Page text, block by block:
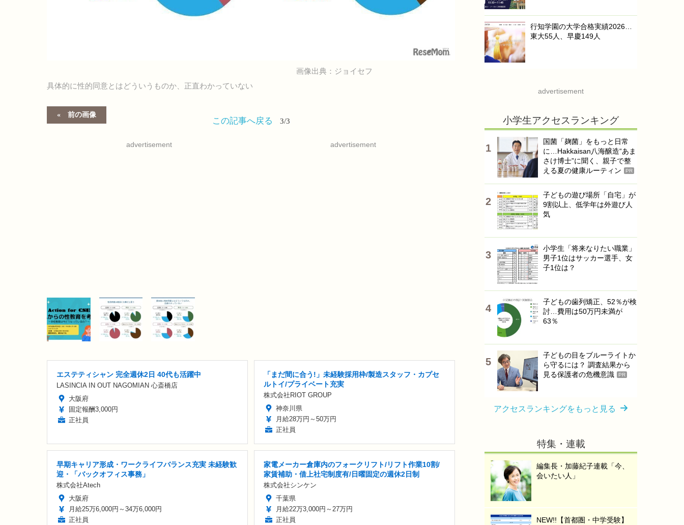
画像出典：ジョイセフ
具体的に性的同意とはどういうものか、正直わかっていない
前の画像
この記事へ戻る 3/3
advertisement advertisement
エステティシャン 完全週休2日 40代も活躍中
LASINCIA IN OUT NAGOMIAN 心斎橋店
大阪府
固定報酬3,000円
正社員
「まだ間に合う!」未経験採用枠/製造スタッフ・カプセ
ルトイ/プライベート充実
株式会社RIOT GROUP
神奈川県
月給28万円～50万円
正社員
早期キャリア形成・ワークライフバランス充実 未経験歓
迎・「バックオフィス事務」
株式会社Atech
大阪府
月給25万6,000円～34万6,000円
正社員
家電メーカー倉庫内のフォークリフト/リフト作業10割/
家賃補助・借上社宅制度有/日曜固定の週休2日制
株式会社シンケン
千葉県
月給22万3,000円～27万円
正社員
行知学園の大学合格実績2026…
東大55人、早慶149人
advertisement
小学生アクセスランキング
国菌「麹菌」をもっと日常
に…Hakkaisan八海醸造“あま
さけ博士”に聞く、親子で整
える夏の健康ルーティン
PR
子どもの遊び場所「自宅」が
9割以上、低学年は外遊び人
気
小学生「将来なりたい職業」
男子1位はサッカー選手、女
子1位は？
子どもの歯列矯正、52％が検
討…費用は50万円未満が
63％
子どもの目をブルーライトか
ら守るには？ 調査結果から
見る保護者の危機意識
PR
アクセスランキングをもっと見る
特集・連載
編集長・加藤紀子連載「今、
会いたい人」
NEW!!【首都圏・中学受験】